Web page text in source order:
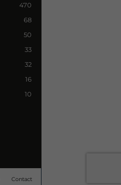
470
68
50
33
32
16
10
Contact